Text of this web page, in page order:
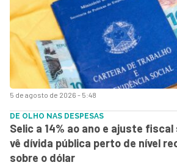
5 de agosto de 2026 - 5:48
DE OLHO NAS DESPESAS
Selic a 14% ao ano e ajuste fiscal
vê dívida pública perto de nível
sobre o dólar